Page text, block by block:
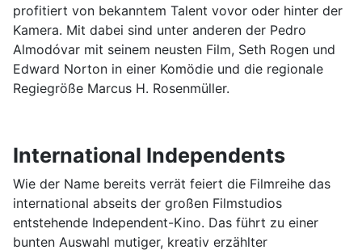
profitiert von bekanntem Talent vovor oder hinter der
Kamera. Mit dabei sind unter anderen der Pedro
Almodóvar mit seinem neusten Film, Seth Rogen und
Edward Norton in einer Komödie und die regionale
Regiegröße Marcus H. Rosenmüller.
International Independents
Wie der Name bereits verrät feiert die Filmreihe das
international abseits der großen Filmstudios
entstehende Independent-Kino. Das führt zu einer
bunten Auswahl mutiger, kreativ erzählter